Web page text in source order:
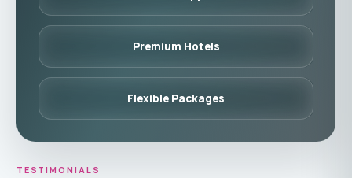
Premium Hotels
Flexible Packages
TESTIMONIALS